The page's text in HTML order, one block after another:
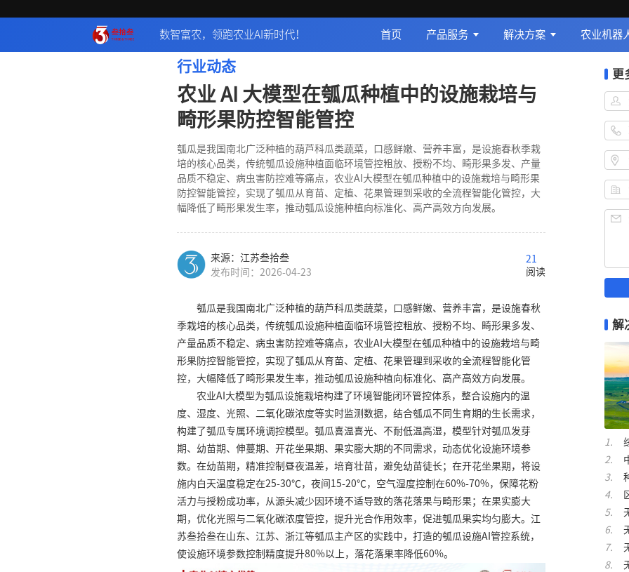
数智富农，领跑农业AI新时代！ 首页 产品服务 解决方案 农业机器
行业动态
农业 AI 大模型在瓠瓜种植中的设施栽培与
畸形果防控智能管控
瓠瓜是我国南北广泛种植的葫芦科瓜类蔬菜，口感鲜嫩、营养丰富，是设施春秋季栽
培的核心品类，传统瓠瓜设施种植面临环境管控粗放、授粉不均、畸形果多发、产量
品质不稳定、病虫害防控难等痛点，农业AI大模型在瓠瓜种植中的设施栽培与畸形果
防控智能管控，实现了瓠瓜从育苗、定植、花果管理到采收的全流程智能化管控，大
幅降低了畸形果发生率，推动瓠瓜设施种植向标准化、高产高效方向发展。
来源：江苏叁拾叁
发布时间：2026-04-23
21
阅读
瓠瓜是我国南北广泛种植的葫芦科瓜类蔬菜，口感鲜嫩、营养丰富，是设施春秋
季栽培的核心品类，传统瓠瓜设施种植面临环境管控粗放、授粉不均、畸形果多发、
产量品质不稳定、病虫害防控难等痛点，农业AI大模型在瓠瓜种植中的设施栽培与畸
形果防控智能管控，实现了瓠瓜从育苗、定植、花果管理到采收的全流程智能化管
控，大幅降低了畸形果发生率，推动瓠瓜设施种植向标准化、高产高效方向发展。
农业AI大模型为瓠瓜设施栽培构建了环境智能闭环管控体系，整合设施内的温
度、湿度、光照、二氧化碳浓度等实时监测数据，结合瓠瓜不同生育期的生长需求，
构建了瓠瓜专属环境调控模型。瓠瓜喜温喜光、不耐低温高湿，模型针对瓠瓜发芽
期、幼苗期、伸蔓期、开花坐果期、果实膨大期的不同需求，动态优化设施环境参
数。在幼苗期，精准控制昼夜温差，培育壮苗，避免幼苗徒长；在开花坐果期，将设
施内白天温度稳定在25-30℃，夜间15-20℃，空气湿度控制在60%-70%，保障花粉
活力与授粉成功率，从源头减少因环境不适导致的落花落果与畸形果；在果实膨大
期，优化光照与二氧化碳浓度管控，提升光合作用效率，促进瓠瓜果实均匀膨大。江
苏叁拾叁在山东、江苏、浙江等瓠瓜主产区的实践中，打造的瓠瓜设施AI管控系统，
使设施环境参数控制精度提升80%以上，落花落果率降低60%。
更
解